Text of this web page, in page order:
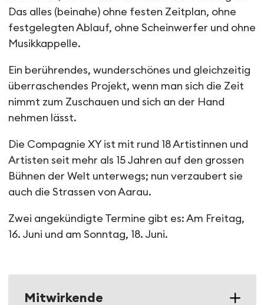
Das alles (beinahe) ohne festen Zeitplan, ohne
festgelegten Ablauf, ohne Scheinwerfer und ohne
Musikkappelle.
Ein berührendes, wunderschönes und gleichzeitig
überraschendes Projekt, wenn man sich die Zeit
nimmt zum Zuschauen und sich an der Hand
nehmen lässt.
Die Compagnie XY ist mit rund 18 Artistinnen und
Artisten seit mehr als 15 Jahren auf den grossen
Bühnen der Welt unterwegs; nun verzaubert sie
auch die Strassen von Aarau.
Zwei angekündigte Termine gibt es: Am Freitag,
16. Juni und am Sonntag, 18. Juni.
Mitwirkende